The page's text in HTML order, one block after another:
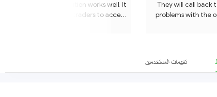
They will call back
problems with the
account manager solution works well. It
allows professional traders to access
تقييمات المستخدمين